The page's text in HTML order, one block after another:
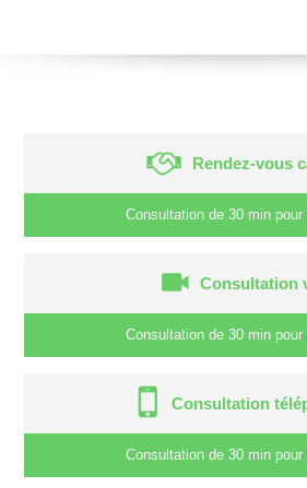
Rendez-vous
Consultation de 30 min pour
Consultation
Consultation de 30 min pour
Consultation
Consultation de 30 min pour